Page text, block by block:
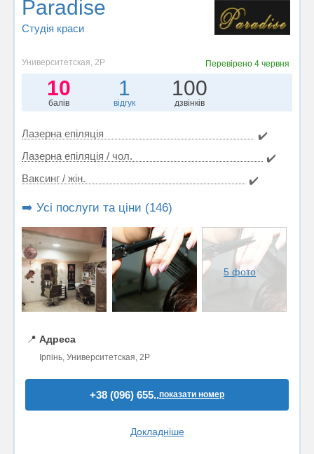
Paradise
Студія краси
Университетская, 2Р Перевірено 4 червня
10
балів
1
відгук
100
дзвінків
Лазерна епіляція
✔️
Лазерна епіляція / чол.
✔️
Ваксинг / жін.
✔️
➡️ Усі послуги та ціни (146)
5 фото
📍 Адреса
Ірпінь, Университетская, 2Р
+38 (096) 655..показати номер
Докладніше